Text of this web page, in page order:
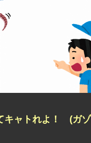
キャトれよ！ (ガ